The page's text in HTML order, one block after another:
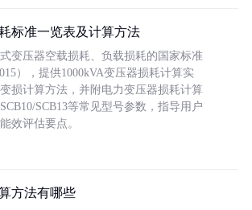
标准一览表及计算方法
变压器空载损耗、负载损耗的国家标准
），提供1000kVA变压器损耗计算实
损计算方法，并附电力变压器损耗计算
SCB13等常见型号参数，指导用户
效评估要点。
方法有哪些